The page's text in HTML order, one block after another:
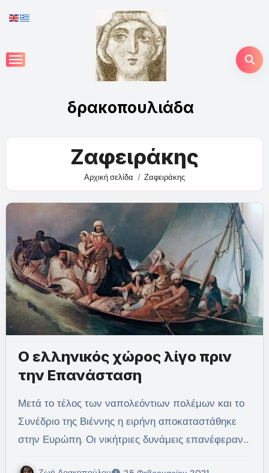
to
δρακοπουλιάδα
Ζαφειράκης
Αρχική σελίδα Ζαφειράκης
Ο ελληνικός χώρος λίγο πριν
την Επανάσταση
Μετά το τέλος των ναπολεόντιων πολέμων και το
Συνέδριο της Βιέννης η ειρήνη αποκαταστάθηκε
στην Ευρώπη. Οι νικήτριες δυνάμεις επανέφεραν…